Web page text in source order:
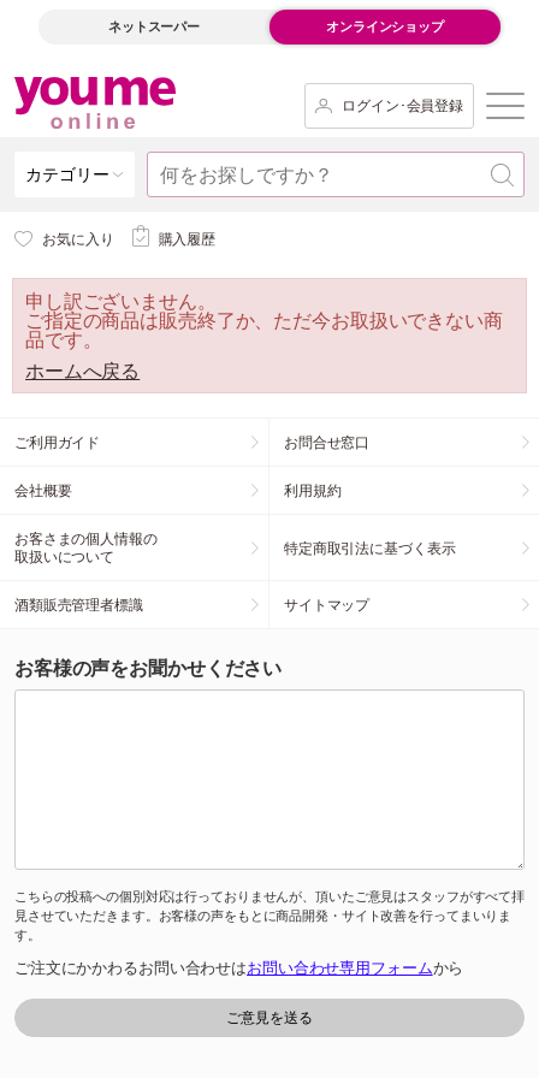
ネットスーパー オンラインショップ
ログイン･会員登録
カテゴリー
お気に入り 購入履歴
申し訳ございません。
ご指定の商品は販売終了か、ただ今お取扱いできない商
品です。
ホームへ戻る
ご利用ガイド お問合せ窓口
会社概要 利用規約
お客さまの個人情報の
取扱いについて
特定商取引法に基づく表示
酒類販売管理者標識 サイトマップ
お客様の声をお聞かせください
こちらの投稿への個別対応は行っておりませんが、頂いたご意見はスタッフがすべて拝
見させていただきます。お客様の声をもとに商品開発・サイト改善を行ってまいりま
す。
ご注文にかかわるお問い合わせはお問い合わせ専用フォームから